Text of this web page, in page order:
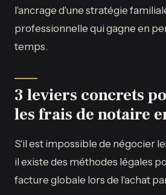
l'ancrage d'une stratégie
professionnelle qui gagne en
temps.
3 leviers concrets
les frais de notaire
S'il est impossible de négocier
il existe des méthodes légales
facture globale lors de l'achat